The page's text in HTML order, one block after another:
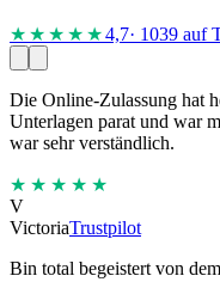
★★★★ ★4,7· 1039 auf
Die Online-Zulassung hat
Unterlagen parat und war
war sehr verständlich.
★★★★★
V
VictoriaTrustpilot
Bin total begeistert von